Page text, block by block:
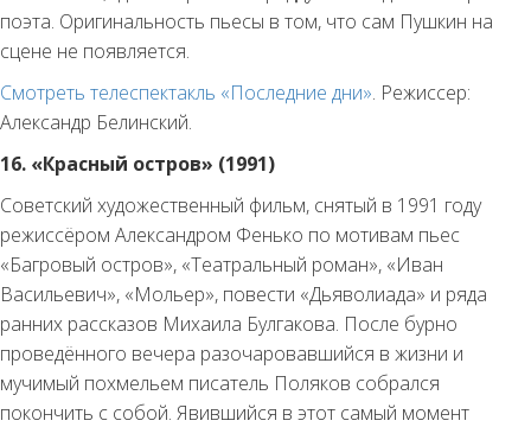
поэта. Оригинальность пьесы в том, что сам Пушкин на
сцене не появляется.
Смотреть телеспектакль «Последние дни». Режиссер:
Александр Белинский.
16. «Красный остров» (1991)
Советский художественный фильм, снятый в 1991 году
режиссёром Александром Фенько по мотивам пьес
«Багровый остров», «Театральный роман», «Иван
Васильевич», «Мольер», повести «Дьяволиада» и ряда
ранних рассказов Михаила Булгакова. После бурно
проведённого вечера разочаровавшийся в жизни и
мучимый похмельем писатель Поляков собрался
покончить с собой. Явившийся в этот самый момент